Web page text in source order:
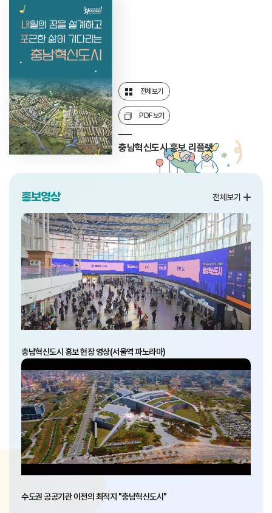
전체보기
PDF보기
충남혁신도시 홍보 리플렛
홍보영상 전체보기
충남혁신도시 홍보 현장 영상(서울역 파노라마)
수도권 공공기관 이전의 최적지 "충남혁신도시"